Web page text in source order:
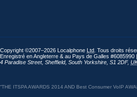
Copyright ©2007–2026 Localphone Ltd . Tous droits
Enregistré en Angleterre & au Pays de Galles #6085990 |
4 Paradise Street, Sheffield, South Yorkshire S1 2DF,
“THE ITSPA AWARDS 2014 AND Best Consumer VoIP